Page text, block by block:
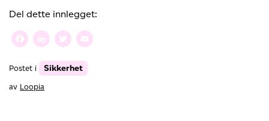
det
viktig
å
oppgradere
på
Del dette innlegget:
Facebook
LinkedIn
Twitter
Postet i Sikkerhet
av Loopia